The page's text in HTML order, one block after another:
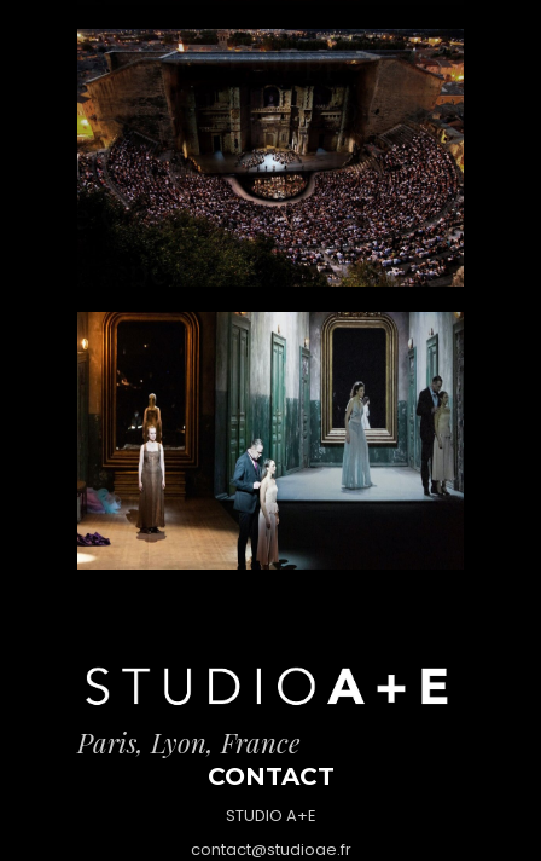
Paris, Lyon, France
CONTACT
STUDIO A+E
contact@studioae.fr